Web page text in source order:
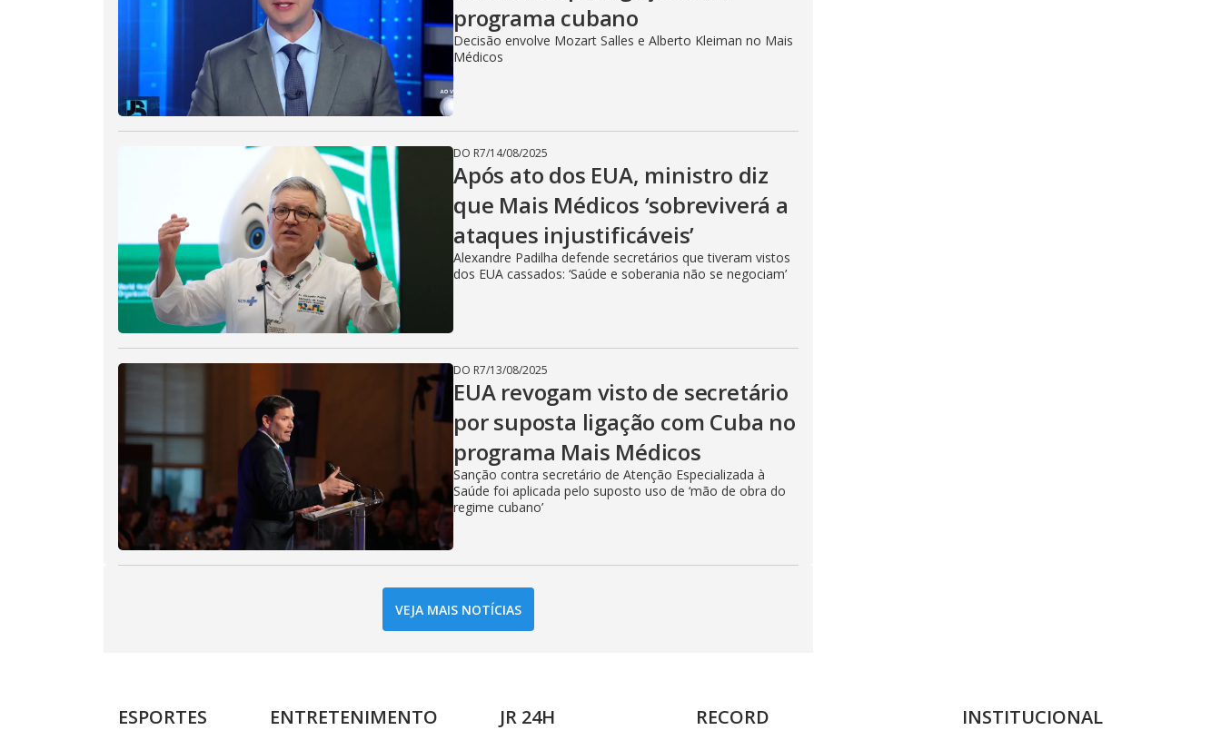
programa cubano
Decisão envolve Mozart Salles e Alberto Kleiman no Mais
Médicos
DO R7/14/08/2025
Após ato dos EUA, ministro diz
que Mais Médicos ‘sobreviverá a
ataques injustificáveis’
Alexandre Padilha defende secretários que tiveram vistos
dos EUA cassados: ‘Saúde e soberania não se negociam’
DO R7/13/08/2025
EUA revogam visto de secretário
por suposta ligação com Cuba no
programa Mais Médicos
Sanção contra secretário de Atenção Especializada à
Saúde foi aplicada pelo suposto uso de ‘mão de obra do
regime cubano’
VEJA MAIS NOTÍCIAS
ESPORTES ENTRETENIMENTO JR 24H RECORD INSTITUCIONAL